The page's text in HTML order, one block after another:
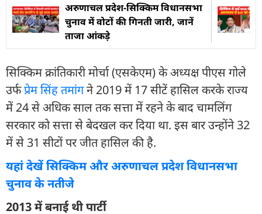
अरुणाचल प्रदेश-सिक्किम विधानसभा
चुनाव में वोटों की गिनती जारी, जानें
ताजा आंकड़े
सिक्किम क्रांतिकारी मोर्चा (एसकेएम) के अध्यक्ष पीएस गोले
उर्फप्रेम सिंह तमांगने 2019 में 17 सीटें हासिल करके राज्य
में 24 से अधिक साल तक सत्ता में रहने के बाद चामलिंग
सरकार को सत्ता से बेदखल कर दिया था. इस बार उन्होंने 32
में से 31 सीटों पर जीत हासिल की है.
यहां देखें सिक्किम और अरुणाचल प्रदेश विधानसभा
चुनाव के नतीजे
2013 में बनाई थी पार्टी